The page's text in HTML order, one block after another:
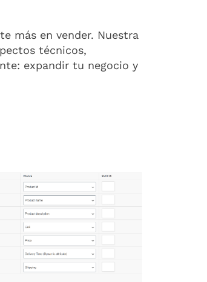
más en vender. Nuestra
técnicos,
expandir tu negocio y